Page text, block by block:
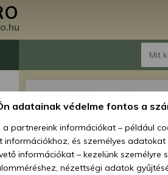
adatainak védelme fontos a
a partnereink információkat – például
információkhoz, és személyes
információkat – kezelünk
nézettségi adatok